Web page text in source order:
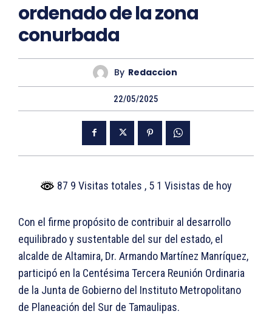
ordenado de la zona
conurbada
By Redaccion
22/05/2025
87 9 Visitas totales , 5 1 Visistas de hoy
Con el firme propósito de contribuir al desarrollo
equilibrado y sustentable del sur del estado, el
alcalde de Altamira, Dr. Armando Martínez Manríquez,
participó en la Centésima Tercera Reunión Ordinaria
de la Junta de Gobierno del Instituto Metropolitano
de Planeación del Sur de Tamaulipas.